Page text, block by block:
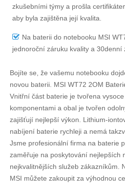
zkušebními týmy a prošla
aby byla zajištěna její kvalita.
Na baterii do notebooku MSI
jednoroční záruku kvality a 30denní
Bojíte se, že vašemu notebooku
novou baterii. MSI WT72 2OM
Vnitřní část baterie je tvořena
komponentami a obal je tvořen
zajišťují nejlepší výkon. Lithium-
nabíjení baterie rychleji a nemá
Jsme profesionální firma na baterie
zaměřuje na poskytování nejlepších
nejkvalitnějších služeb zákazníkům.
MSI můžete zakoupit za výhodnou